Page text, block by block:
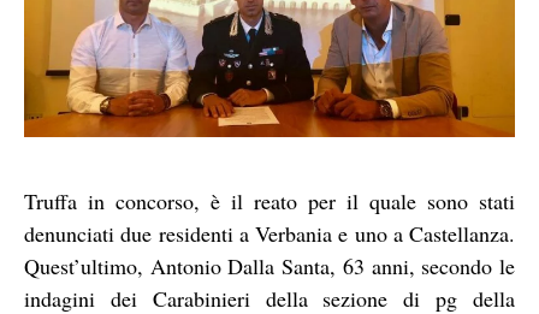
Truffa in concorso, è il reato per il quale sono stati
denunciati due residenti a Verbania e uno a Castellanza.
Quest’ultimo, Antonio Dalla Santa, 63 anni, secondo le
indagini dei Carabinieri della sezione di pg della